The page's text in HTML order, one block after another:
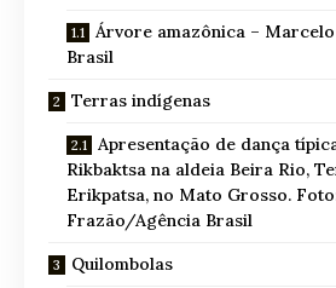
Árvore amazônica –
Brasil
Terras indígenas
Apresentação de dança
Rikbaktsa na aldeia Beira Rio,
Erikpatsa, no Mato Grosso.
Frazão/Agência Brasil
Quilombolas